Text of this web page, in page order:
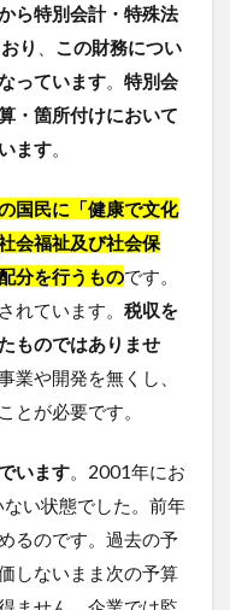
ら特別会計・特殊法
り
この財務につい
っています。 特別会
・箇所付けにおいて
ます。
国民に「健康で文化
会福祉及び社会保
分を行うものです。
れています。 税収を
ものではありませ
業や開発を無くし、
ことが必要です。
います。2001年にお
い状態でした。前年
るのです。過去の予
しないまま次の予算